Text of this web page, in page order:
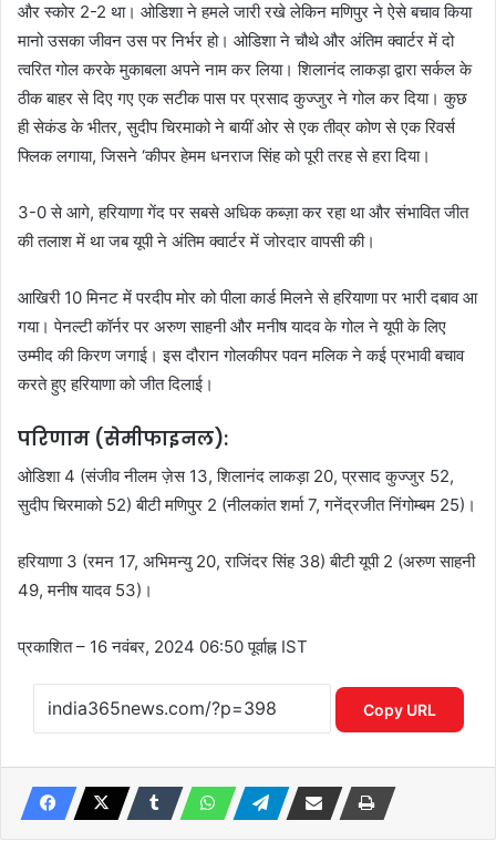
और स्कोर 2-2 था। ओडिशा ने हमले जारी रखे लेकिन मणिपुर ने ऐसे बचाव किया
मानो उसका जीवन उस पर निर्भर हो। ओडिशा ने चौथे और अंतिम क्वार्टर में दो
त्वरित गोल करके मुकाबला अपने नाम कर लिया। शिलानंद लाकड़ा द्वारा सर्कल के
ठीक बाहर से दिए गए एक सटीक पास पर प्रसाद कुज्जुर ने गोल कर दिया। कुछ
ही सेकंड के भीतर, सुदीप चिरमाको ने बायीं ओर से एक तीव्र कोण से एक रिवर्स
फ्लिक लगाया, जिसने ‘कीपर हेमम धनराज सिंह को पूरी तरह से हरा दिया।
3-0 से आगे, हरियाणा गेंद पर सबसे अधिक कब्ज़ा कर रहा था और संभावित जीत
की तलाश में था जब यूपी ने अंतिम क्वार्टर में जोरदार वापसी की।
आखिरी 10 मिनट में परदीप मोर को पीला कार्ड मिलने से हरियाणा पर भारी दबाव आ
गया। पेनल्टी कॉर्नर पर अरुण साहनी और मनीष यादव के गोल ने यूपी के लिए
उम्मीद की किरण जगाई। इस दौरान गोलकीपर पवन मलिक ने कई प्रभावी बचाव
करते हुए हरियाणा को जीत दिलाई।
परिणाम (सेमीफाइनल):
ओडिशा 4 (संजीव नीलम ज़ेस 13, शिलानंद लाकड़ा 20, प्रसाद कुज्जुर 52,
सुदीप चिरमाको 52) बीटी मणिपुर 2 (नीलकांत शर्मा 7, गनेंद्रजीत निंगोम्बम 25)।
हरियाणा 3 (रमन 17, अभिमन्यु 20, राजिंदर सिंह 38) बीटी यूपी 2 (अरुण साहनी
49, मनीष यादव 53)।
प्रकाशित– 16 नवंबर, 2024 06:50 पूर्वाह्न IST
Copy URL